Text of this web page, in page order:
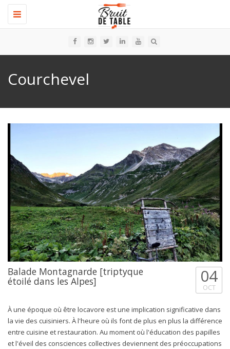
Toggle
navigation
Courchevel
Balade Montagnarde [triptyque
étoilé dans les Alpes] 04
OCT
À une époque où être locavore est une implication significative dans
la vie des cuisiniers. À l'heure où ils font de plus en plus la différence
entre cuisine et restauration. Au moment où l'éducation des papilles
et l'éveil des consciences collectives deviennent des préoccupations